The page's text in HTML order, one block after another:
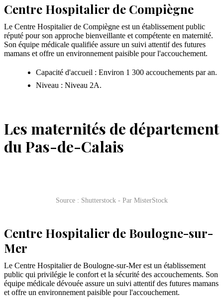
Centre Hospitalier de Compiègne
Le Centre Hospitalier de Compiègne est un établissement public
réputé pour son approche bienveillante et compétente en maternité.
Son équipe médicale qualifiée assure un suivi attentif des futures
mamans et offre un environnement paisible pour l'accouchement.
Capacité d'accueil : Environ 1 300 accouchements par an.
Niveau : Niveau 2A.
Les maternités de département
du Pas-de-Calais
Source : Shutterstock - Par MisterStock
Centre Hospitalier de Boulogne-sur-
Mer
Le Centre Hospitalier de Boulogne-sur-Mer est un établissement
public qui privilégie le confort et la sécurité des accouchements. Son
équipe médicale dévouée assure un suivi attentif des futures mamans
et offre un environnement paisible pour l'accouchement.